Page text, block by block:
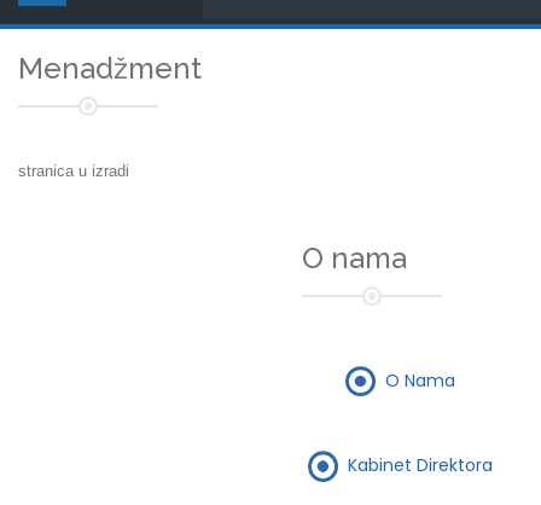
Menadžment
stranica u izradi
O nama
O Nama
Kabinet Direktora